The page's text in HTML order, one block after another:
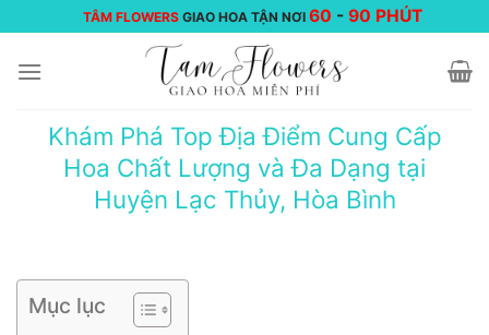
đến
nội
TÂM FLOWERS GIAO HOA TẬN NƠI 60 -90 PHÚT
Khám Phá Top Địa Điểm Cung Cấp
Hoa Chất Lượng và Đa Dạng tại
Huyện Lạc Thủy, Hòa Bình
Mục lục